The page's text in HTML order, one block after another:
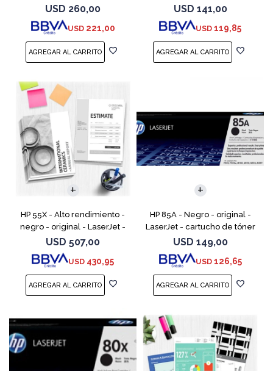
(CF226A) - para LaserJet Pro
M402, MFP M426
USD 260,00
USD 221,00
(CF283A) - para LaserJet Pro
M201, M202, MFP M125, MFP
M127, MFP M225
USD 141,00
USD 119,85
HP 55X - Alto rendimiento -
negro - original - LaserJet -
cartucho de tóner (CE255X) -
para LaserJet Enterprise MFP
M525; LaserJ
USD 507,00
USD 430,95
HP 85A - Negro - original -
LaserJet - cartucho de tóner
(CE285A) - para LaserJet Pro
M1132 MFP, M1212nf MFP,
M1217nfw MFP, P110
USD 149,00
USD 126,65